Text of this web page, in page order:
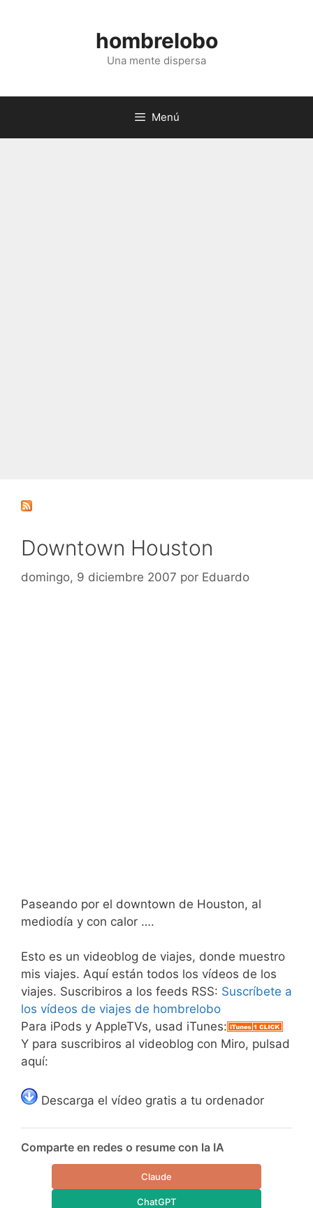
hombrelobo
Una mente dispersa
Menú
Downtown Houston
domingo, 9 diciembre 2007 por Eduardo
Paseando por el downtown de Houston, al
mediodía y con calor ….
Esto es un videoblog de viajes, donde muestro
mis viajes. Aquí están todos los vídeos de los
viajes. Suscribiros a los feeds RSS: Suscríbete a
los vídeos de viajes de hombrelobo
Para iPods y AppleTVs, usad iTunes:
Y para suscribiros al videoblog con Miro, pulsad
aquí:
Descarga el vídeo gratis a tu ordenador
Comparte en redes o resume con la IA
Claude
ChatGPT